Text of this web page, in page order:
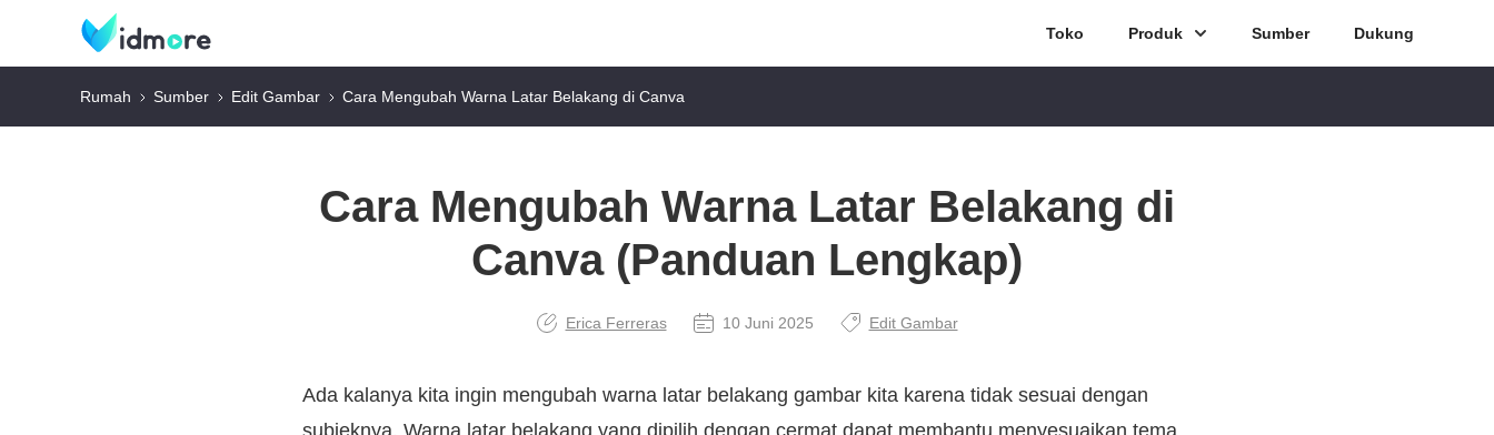
Toko Produk Sumber Dukung
Rumah Sumber Edit Gambar Cara Mengubah Warna Latar Belakang di Canva
Cara Mengubah Warna Latar Belakang di
Canva (Panduan Lengkap)
Erica Ferreras 10 Juni 2025 Edit Gambar
Ada kalanya kita ingin mengubah warna latar belakang gambar kita karena tidak sesuai dengan
subjeknya. Warna latar belakang yang dipilih dengan cermat dapat membantu menyesuaikan tema